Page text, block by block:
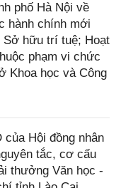
phố Hà Nội về
hành chính mới
Sở hữu trí tuệ; Hoạt
phạm vi chức
Khoa học và Công
của Hội đồng nhân
tắc, cơ cấu
thưởng Văn học -